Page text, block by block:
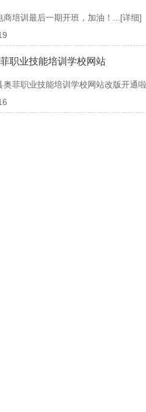
商培训最后一期开班，加油！... [详细]
职业技能培训学校网站
奥菲职业技能培训学校网站改版开通